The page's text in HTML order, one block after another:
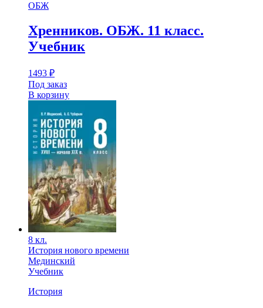
ОБЖ
Хренников. ОБЖ. 11 класс.
Учебник
1493 ₽
Под заказ
В корзину
8 кл.
История нового времени
Мединский
Учебник
История